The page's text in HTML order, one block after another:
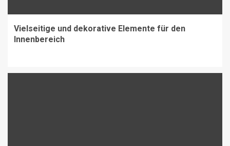
Vielseitige und dekorative Elemente für den
Innenbereich